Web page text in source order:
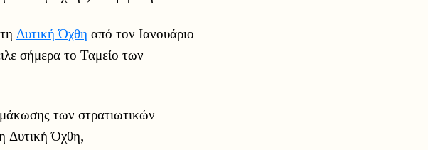
Δυτική Όχθη από τον Ιανουάριο
σήμερα το Ταμείο των
των στρατιωτικών
Δυτική Όχθη,